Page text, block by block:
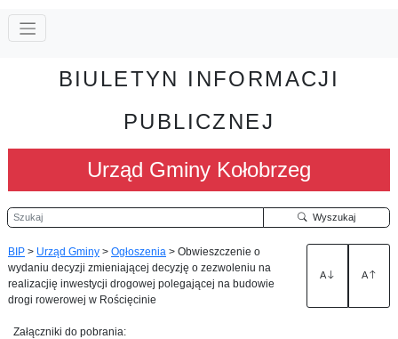
BIULETYN INFORMACJI
PUBLICZNEJ
Urząd Gminy Kołobrzeg
Szukaj Wyszukaj
BIP > Urząd Gminy > Ogłoszenia > Obwieszczenie o
wydaniu decyzji zmieniającej decyzję o zezwoleniu na
realizacjię inwestycji drogowej polegającej na budowie
drogi rowerowej w Rościęcinie
A A
Załączniki do pobrania: